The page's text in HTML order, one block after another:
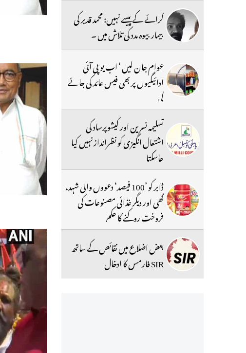
کرائے کے پیسے نہیں: محمد قدیر کی
بیمار بیوہ مدد کی تلاش میں ۔
عوام جان لیں ‘ اب یو پی آئی
ادائیگیوں پر بھی فیس عائد کی جائے
گی
تسلیمہ نسرین اور کیشوپرساد کی
اشتعال انگیزی کو نظرانداز نہیں کیا
جاسکتا
ڈابر کو ’100 فیصد‘ دعووں والی شہد،
گھی اور دیگر غذائی مصنوعات کی
فروخت روکنے کا حکم
بعض اضلاع میں نقائص کے ساتھ
SIR فارمس کا ادخال